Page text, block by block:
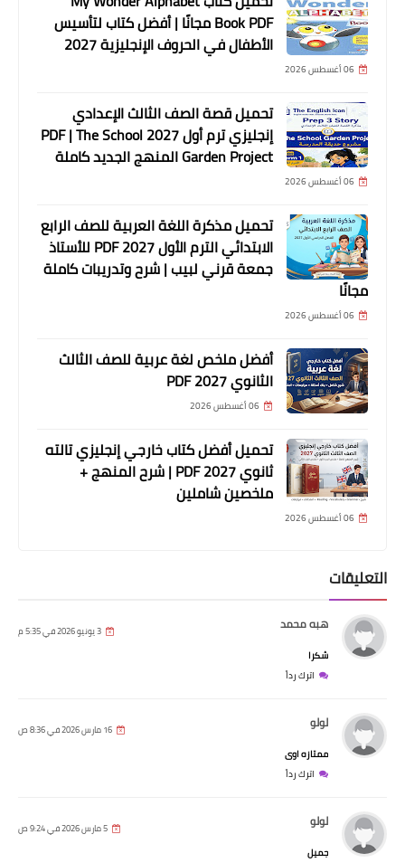
Book PDF مجانًا | أفضل كتاب لتأسيس
الأطفال في الحروف الإنجليزية 2027
06 أغسطس 2026
تحميل قصة الصف الثالث الإعدادي
إنجليزي ترم أول 2027 PDF | The School
Garden Project المنهج الجديد كاملة
06 أغسطس 2026
تحميل مذكرة اللغة العربية للصف الرابع
الابتدائي الترم الأول 2027 PDF للأستاذ
جمعة قرني لبيب | شرح وتدريبات كاملة
مجانًا
06 أغسطس 2026
أفضل ملخص لغة عربية للصف الثالث
الثانوي 2027 PDF
06 أغسطس 2026
تحميل أفضل كتاب خارجي إنجليزي تالته
ثانوي 2027 PDF | شرح المنهج +
ملخصين شاملين
06 أغسطس 2026
التعليقات
هبه محمد 3 يونيو 2026 في 5:35 م
شكرا
اترك رداً
لولو 16 مارس 2026 في 8:36 ص
ممتازه اوى
اترك رداً
لولو 5 مارس 2026 في 9:24 ص
جميل